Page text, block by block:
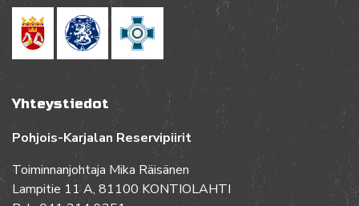
Yhteystiedot
Pohjois-Karjalan Reservipiirit
Toiminnanjohtaja Mika Räisänen
Lampitie 11 A, 81100 KONTIOLAHTI